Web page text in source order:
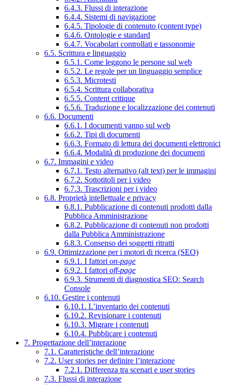
6.4.3. Flussi di interazione
6.4.4. Sistemi di navigazione
6.4.5. Tipologie di contenuto (content type)
6.4.6. Ontologie e standard
6.4.7. Vocabolari controllati e tassonomie
6.5. Scrittura e linguaggio
6.5.1. Come leggono le persone sul web
6.5.2. Le regole per un linguaggio semplice
6.5.3. Microtesti
6.5.4. Scrittura collaborativa
6.5.5. Content critique
6.5.6. Traduzione e localizzazione dei contenuti
6.6. Documenti
6.6.1. I documenti vanno sul web
6.6.2. Tipi di documenti
6.6.3. Formato di lettura dei documenti elettronici
6.6.4. Modalità di produzione dei documenti
6.7. Immagini e video
6.7.1. Testo alternativo (alt text) per le immagini
6.7.2. Sottotitoli per i video
6.7.3. Trascrizioni per i video
6.8. Proprietà intellettuale e privacy
6.8.1. Pubblicazione di contenuti prodotti dalla
Pubblica Amministrazione
6.8.2. Pubblicazione di contenuti non prodotti
dalla Pubblica Amministrazione
6.8.3. Consenso dei soggetti ritratti
6.9. Ottimizzazione per i motori di ricerca (SEO)
6.9.1. I fattori on-page
6.9.2. I fattori off-page
6.9.3. Strumenti di diagnostica SEO: Search
Console
6.10. Gestire i contenuti
6.10.1. L’inventario dei contenuti
6.10.2. Revisionare i contenuti
6.10.3. Migrare i contenuti
6.10.4. Pubblicare i contenuti
7. Progettazione dell’interazione
7.1. Caratteristiche dell’interazione
7.2. User stories per definire l’interazione
7.2.1. Differenza tra scenari e user stories
7.3. Flussi di interazione